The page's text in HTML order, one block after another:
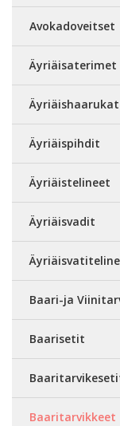
Avokadoveitset
Äyriäisaterimet
Äyriäishaarukat
Äyriäispihdit
Äyriäistelineet
Äyriäisvadit
Baari-ja
Baarisetit
Baaritarvikkeet